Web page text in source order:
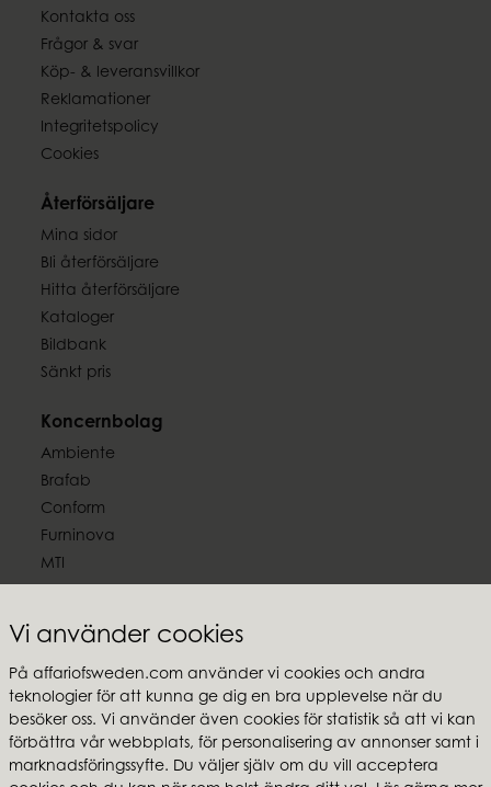
Vi använder cookies
På affariofsweden.com använder vi cookies och andra
teknologier för att kunna ge dig en bra upplevelse när du
besöker oss. Vi använder även cookies för statistik så att vi kan
förbättra vår webbplats, för personalisering av annonser samt i
marknadsföringssyfte. Du väljer själv om du vill acceptera
Kontakta oss
Frågor & svar
Köp- & leveransvillkor
Reklamationer
Integritetspolicy
Cookies
Återförsäljare
Mina sidor
Bli återförsäljare
Hitta återförsäljare
Kataloger
Bildbank
Sänkt pris
Koncernbolag
Ambiente
Brafab
Conform
Furninova
MTI
Affari of Sweden
Om oss